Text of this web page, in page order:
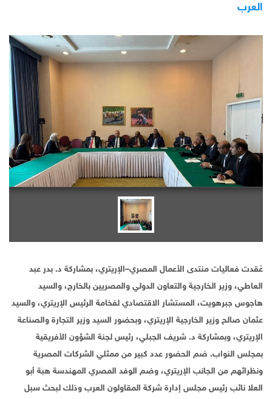
العرب
عُقدت فعاليات منتدى الأعمال المصري–الإريتري، بمشاركة د. بدر عبد
العاطي، وزير الخارجية والتعاون الدولي والمصريين بالخارج، والسيد
هاجوس جبرهويت، المستشار الاقتصادي لفخامة الرئيس الإريتري، والسيد
عثمان صالح وزير الخارجية الإريتري، وبحضور السيد وزير التجارة والصناعة
الإريتري، وبمشاركة د. شريف الجبلي، رئيس لجنة الشؤون الأفريقية
بمجلس النواب. ضم الحضور عدد كبير من ممثلي الشركات المصرية
ونظرائهم من الجانب الإريتري، وضم الوفد المصري المهندسة هبة أبو
العلا نائب رئيس مجلس إدارة شركة المقاولون العرب وذلك لبحث سبل